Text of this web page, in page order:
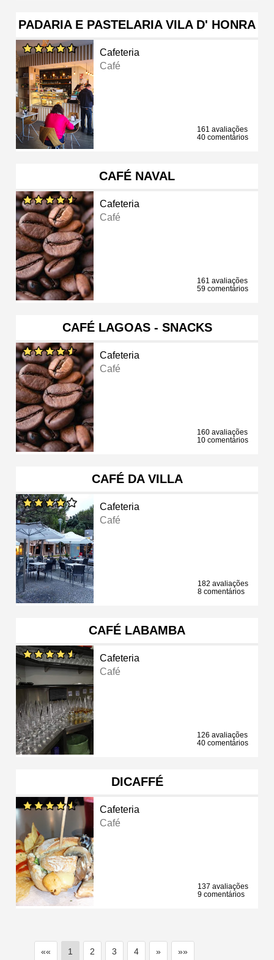
PADARIA E PASTELARIA VILA D' HONRA
Cafeteria
Café
161 avaliações
40 comentários
CAFÉ NAVAL
Cafeteria
Café
161 avaliações
59 comentários
CAFÉ LAGOAS - SNACKS
Cafeteria
Café
160 avaliações
10 comentários
CAFÉ DA VILLA
Cafeteria
Café
182 avaliações
8 comentários
CAFÉ LABAMBA
Cafeteria
Café
126 avaliações
40 comentários
DICAFFÉ
Cafeteria
Café
137 avaliações
9 comentários
«« 1 2 3 4 » »»